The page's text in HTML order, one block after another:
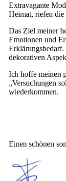
Extravagante
Heimat, riefen
Das Ziel meiner
Emotionen und
dekorativen
Ich hoffe meinen
„Versuchungen
wiederkommen.
Einen schönen